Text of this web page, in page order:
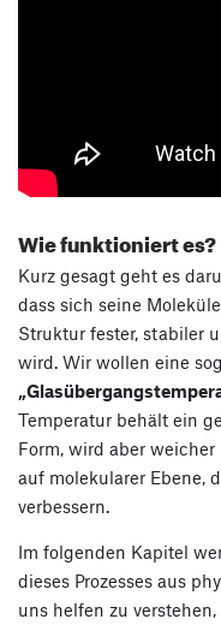
Wie funktioniert es?
Kurz gesagt geht es
dass sich seine
Struktur fester, stabiler
wird. Wir wollen eine
Temperatur behält ein
Form, wird aber
auf molekularer Ebene,
verbessern.
Im folgenden Kapitel
dieses Prozesses aus
uns helfen zu